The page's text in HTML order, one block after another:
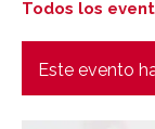
Todos los
Este evento